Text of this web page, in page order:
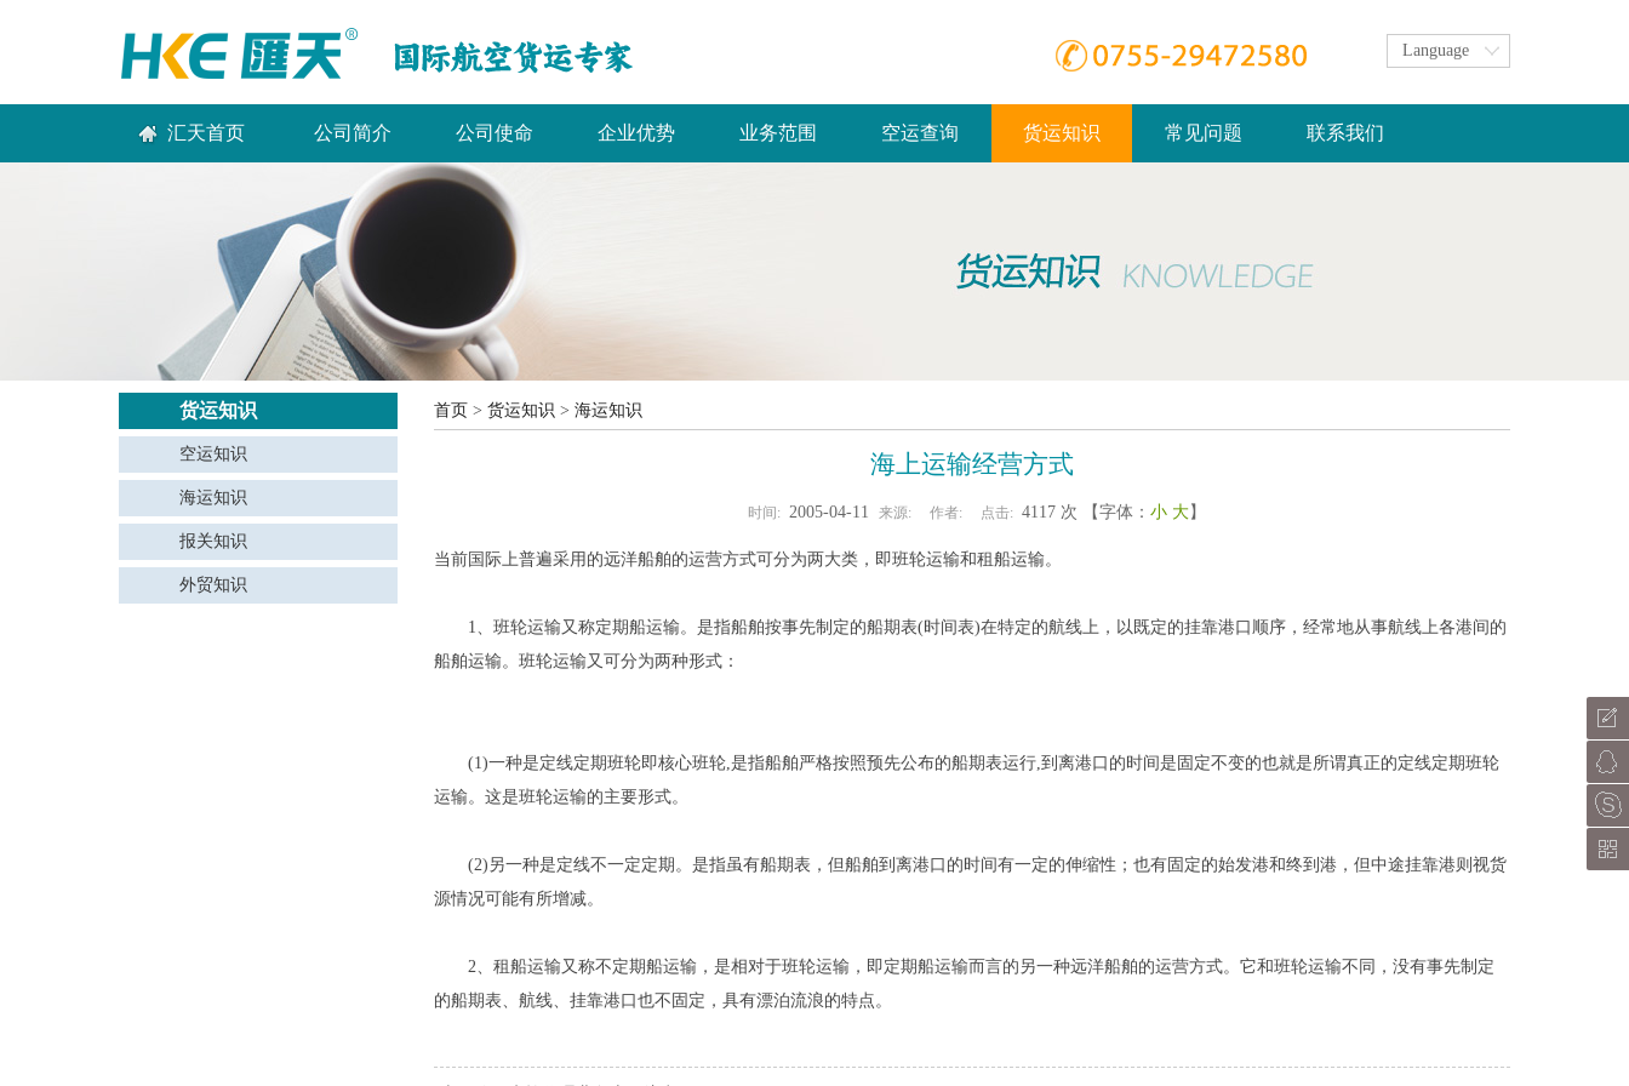
Language
汇天首页 公司简介 公司使命 企业优势 业务范围 空运查询 货运知识 常见问题 联系我们
货运知识
空运知识
海运知识
报关知识
外贸知识
首页 > 货运知识 > 海运知识
海上运输经营方式
时间: 2005-04-11 来源: 作者: 点击: 4117 次 【字体： 小 大】
当前国际上普遍采用的远洋船舶的运营方式可分为两大类，即班轮运输和租船运输。
1、班轮运输又称定期船运输。是指船舶按事先制定的船期表(时间表)在特定的航线上，以既定的挂靠港口顺序，经常地从事航线上各港间的
船舶运输。班轮运输又可分为两种形式：
(1)一种是定线定期班轮即核心班轮,是指船舶严格按照预先公布的船期表运行,到离港口的时间是固定不变的也就是所谓真正的定线定期班轮
运输。这是班轮运输的主要形式。
(2)另一种是定线不一定定期。是指虽有船期表，但船舶到离港口的时间有一定的伸缩性；也有固定的始发港和终到港，但中途挂靠港则视货
源情况可能有所增减。
2、租船运输又称不定期船运输，是相对于班轮运输，即定期船运输而言的另一种远洋船舶的运营方式。它和班轮运输不同，没有事先制定
的船期表、航线、挂靠港口也不固定，具有漂泊流浪的特点。